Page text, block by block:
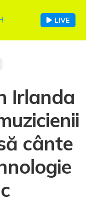
LIVE
Irlanda
cânte